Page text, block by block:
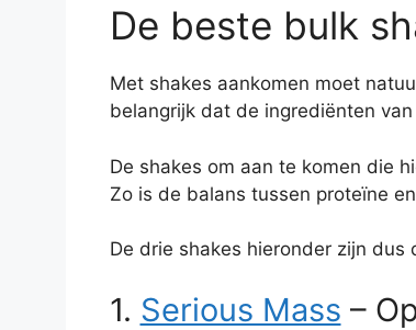
De beste bulk
Met shakes aankomen moet
belangrijk dat de ingrediënten
De shakes om aan te komen die
Zo is de balans tussen proteïne
De drie shakes hieronder zijn
1. Serious Mass –